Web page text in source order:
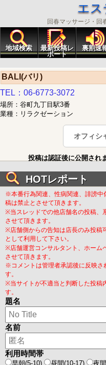
エス
回春マッサージ・回
地域検索
最新投稿レ
ポート
裏割速
BALI(バリ)
TEL：06-6773-3072
場所：谷町九丁目駅3番
業種：リラクゼーション
オフィシ
投稿は認証後に公開され
HOTレポート
※本番行為関連、性病関連、誹謗中
稿は禁止とさせて頂きます。
※当スレッドでの他店舗名の投稿、
させて頂きます。
※店舗側からの告知は店長のみ投稿
として利用して下さい。
※店舗運営コンサルタント、ホーム
させて頂きます。
※コメントは管理者承認後に反映さ
す。
※当サイトが不適当と判断した投稿
す。
題名
名前
利用時間帯
早朝(5-10) 昼間(10-17) 夜